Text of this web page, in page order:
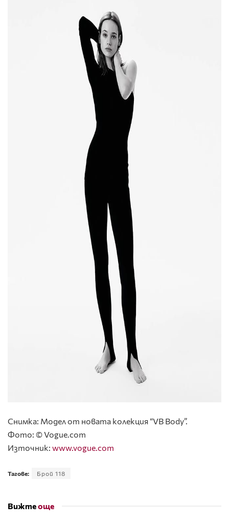
Снимка: Модел от новата колекция “VB Body”.
Фото: © Vogue.com
Източник: www.vogue.com
Тагове: Брой 118
Вижтеоще